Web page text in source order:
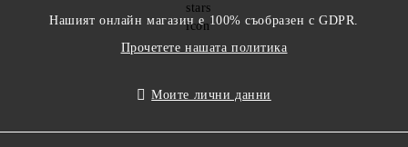
Нашият онлайн магазин е 100% съобразен с GDPR.
Прочетете нашата политика
Моите лични данни